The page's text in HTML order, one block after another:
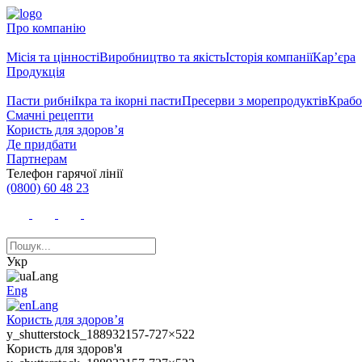
Про компанію
Місія та цінностіВиробництво та якістьІсторія компаніїКар’єра
Продукція
Пасти рибніІкра та ікорні пастиПресерви з морепродуктів
Смачні рецепти
Користь для здоров’я
Де придбати
Партнерам
Телефон гарячої лінії
(0800) 60 48 23
Укр
Eng
Користь для здоров’я
y_shutterstock_188932157-727×522
Користь для здоров'я